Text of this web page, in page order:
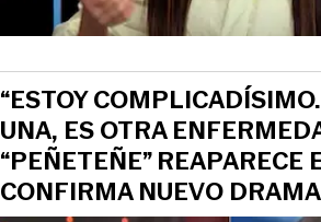
“ESTOY
UNA, ES OTRA
“PEÑETEÑE” REAPARECE
CONFIRMA NUEVO